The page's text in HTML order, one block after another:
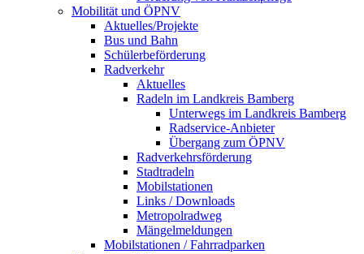
Mobilität und ÖPNV
Aktuelles/Projekte
Bus und Bahn
Schülerbeförderung
Radverkehr
Aktuelles
Radeln im Landkreis Bamberg
Unterwegs im Landkreis Bamberg
Radservice-Anbieter
Übergang zum ÖPNV
Radverkehrsförderung
Stadtradeln
Mobilstationen
Links / Downloads
Metropolradweg
Mängelmeldungen
Mobilstationen / Fahrradparken